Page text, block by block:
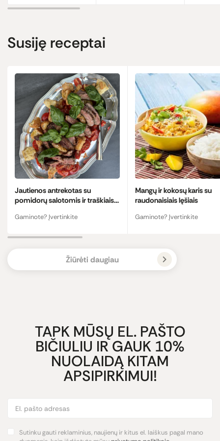
Susiję receptai
Jautienos antrekotas su
pomidorų salotomis ir traškiais
Gaminote? Įvertinkite
Mangų ir kokosų karis su
raudonaisiais lęšiais
Gaminote? Įvertinkite
Žiūrėti daugiau
TAPK MŪSŲ EL. PAŠTO
BIČIULIU IR GAUK 10%
NUOLAIDĄ KITAM
APSIPIRKIMUI!
Sutinku gauti reklaminius, naujienų ir kitus el. laiškus pagal mano